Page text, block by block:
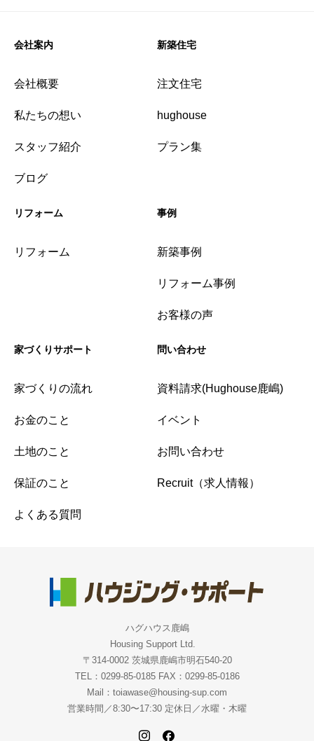
会社案内
会社概要
私たちの想い
スタッフ紹介
ブログ
新築住宅
注文住宅
hughouse
プラン集
リフォーム
リフォーム
事例
新築事例
リフォーム事例
お客様の声
家づくりサポート
家づくりの流れ
お金のこと
土地のこと
保証のこと
よくある質問
問い合わせ
資料請求(Hughouse鹿嶋)
イベント
お問い合わせ
Recruit（求人情報）
ハグハウス鹿嶋
Housing Support Ltd.
〒314-0002 茨城県鹿嶋市明石540-20
TEL：0299-85-0185 FAX：0299-85-0186
Mail：toiawase@housing-sup.com
営業時間／8:30〜17:30 定休日／水曜・木曜